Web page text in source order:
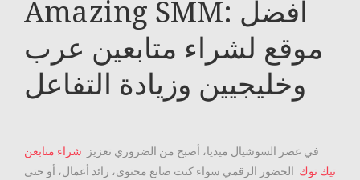
Amazing SMM: أفضل
موقع لشراء متابعين عرب
وخليجيين وزيادة التفاعل
في عصر السوشيال ميديا، أصبح من الضروري تعزيز شراء متابعن
تيك توك الحضور الرقمي سواء كنت صانع محتوى، رائد أعمال، أو حتى